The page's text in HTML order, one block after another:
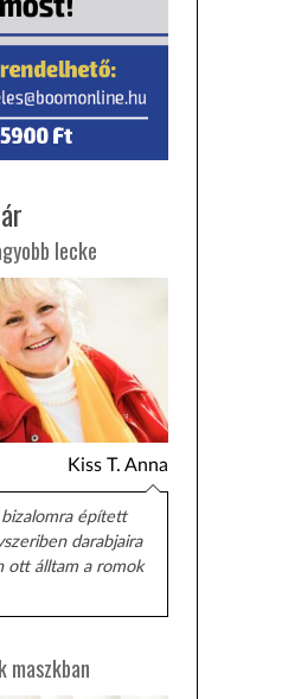
lecke
Kiss T. Anna
épített
darabjaira
ott álltam a romok
maszkban